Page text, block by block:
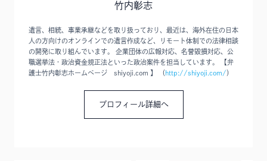
竹内彰志
遺言、相続、事業承継などを取り扱っており、最近は、海外在住の日本
人の方向けのオンラインでの遺言作成など、リモート体制での法律相談
の開発に取り組んでいます。 企業団体の広報対応、名誉毀損対応、公
職選挙法・政治資金規正法といった政治案件を担当しています。 【弁
護士竹内彰志ホームページ shiyoji.com 】 （http://shiyoji.com/）
プロフィール詳細へ